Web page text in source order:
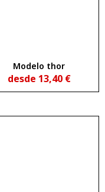
Modelo thor
desde 13,40 €